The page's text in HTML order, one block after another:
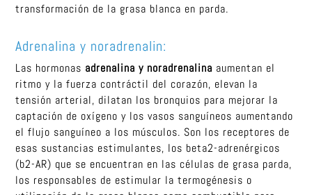
transformación de la grasa blanca en parda.
Adrenalina y noradrenalin:
Las hormonas adrenalina y noradrenalina aumentan el
ritmo y la fuerza contráctil del corazón, elevan la
tensión arterial, dilatan los bronquios para mejorar la
captación de oxígeno y los vasos sanguíneos aumentando
el flujo sanguíneo a los músculos. Son los receptores de
esas sustancias estimulantes, los beta2-adrenérgicos
(b2-AR) que se encuentran en las células de grasa parda,
los responsables de estimular la termogénesis o